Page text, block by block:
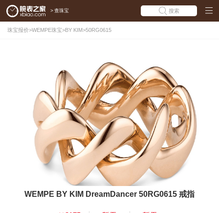
> 查珠宝 搜索
珠宝报价>WEMPE珠宝>BY KIM>50RG0615
WEMPE BY KIM DreamDancer 50RG0615 戒指